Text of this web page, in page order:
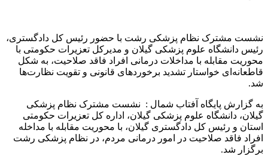
نشست مشترک نظام پزشکی رشت با حضور رئیس کل دادگستری،
رئیس دانشگاه علوم پزشکی گیلان و مدیرکل تعزیرات حکومتی با
محوریت مقابله با مداخلات درمانی افراد فاقد صلاحیت، به شکل
قاطعانه‌ای خواستار تشدید برخوردهای قانونی و تقویت نظارت‌ها
شد.
به گزارش پایگاه آفتاب شمال : نشست مشترک نظام پزشکی
گیلان، دانشگاه علوم پزشکی گیلان، اداره کل تعزیرات حکومتی
استان و رئیس کل دادگستری گیلان، با محوریت مقابله با مداخله
افراد فاقد صلاحیت در امور درمانی مردم، در نظام پزشکی رشت
برگزار شد.